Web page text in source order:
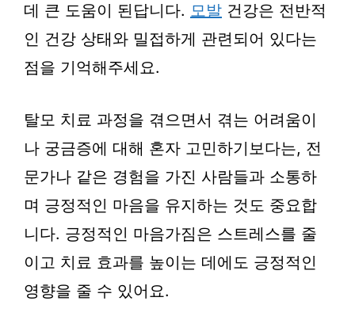
데 큰 도움이 된답니다. 모발 건강은 전반적
인 건강 상태와 밀접하게 관련되어 있다는
점을 기억해주세요.
탈모 치료 과정을 겪으면서 겪는 어려움이
나 궁금증에 대해 혼자 고민하기보다는, 전
문가나 같은 경험을 가진 사람들과 소통하
며 긍정적인 마음을 유지하는 것도 중요합
니다. 긍정적인 마음가짐은 스트레스를 줄
이고 치료 효과를 높이는 데에도 긍정적인
영향을 줄 수 있어요.